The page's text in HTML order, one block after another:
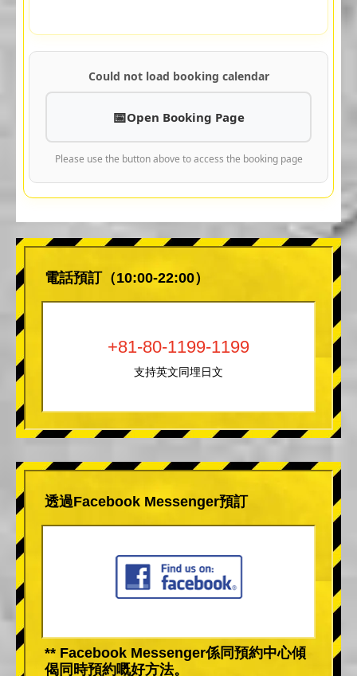
Could not load booking calendar
Open Booking Page
Please use the button above to access the booking page
電話預訂（10:00-22:00）
+81-80-1199-1199
支持英文同埋日文
透過Facebook Messenger預訂
** Facebook Messenger係同預約中心傾
偈同時預約嘅好方法。